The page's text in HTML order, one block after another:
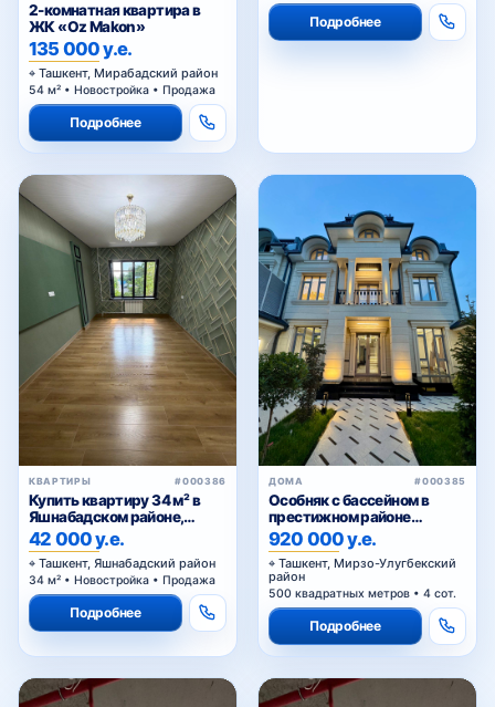
2-комнатная квартира в
ЖК «Oz Makon»
135 000 у.е.
Ташкент, Мирабадский район
54 м² • Новостройка • Продажа
Подробнее
Подробнее
КВАРТИРЫ #000386
Купить квартиру 34 м² в
Яшнабадском районе,
Асалобод-2 — кирпичный
дом, подходит под офис
42 000 у.е.
Ташкент, Яшнабадский район
34 м² • Новостройка • Продажа
Подробнее
ДОМА #000385
Особняк с бассейном в
престижном районе
Циолковского — для
комфортной и статусной
жизни
920 000 у.е.
Ташкент, Мирзо-Улугбекский
район
500 квадратных метров • 4 сот.
Подробнее